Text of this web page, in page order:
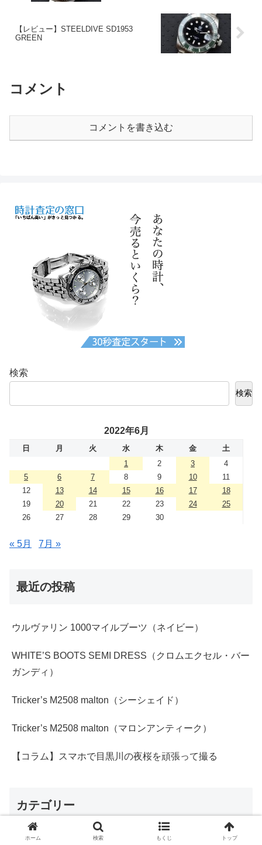
【レビュー】STEELDIVE SD1953
GREEN
コメント
コメントを書き込む
検索
検索
2022年6月
日 月 火 水 木 金
土
1
2 3
4
5
6 7 8 9 10
11
12
13 14 15 16 17
18
19
20 21 22 23 24
25
26
27 28 29 30
« 5月 7月 »
最近の投稿
ウルヴァリン 1000マイルブーツ（ネイビー）
WHITE’S BOOTS SEMI DRESS（クロムエクセル・バー
ガンディ）
Tricker’s M2508 malton（シーシェイド）
Tricker’s M2508 malton（マロンアンティーク）
【コラム】スマホで目黒川の夜桜を頑張って撮る
カテゴリー
ホーム 検索 もくじ トップ